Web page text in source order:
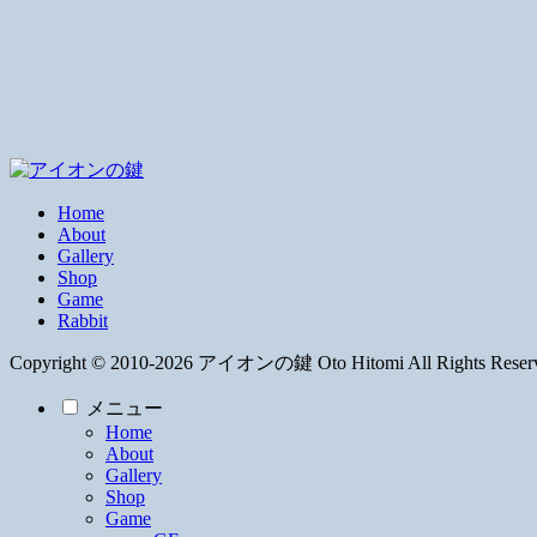
Home
About
Gallery
Shop
Game
Rabbit
Copyright © 2010-2026 アイオンの鍵 Oto Hitomi All Rights
メニュー
Home
About
Gallery
Shop
Game